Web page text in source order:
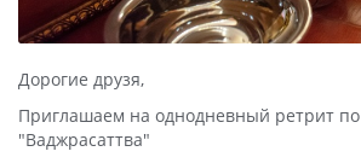
Дорогие друзя,
Приглашаем на однодневный ретрит
"Ваджрасаттва"